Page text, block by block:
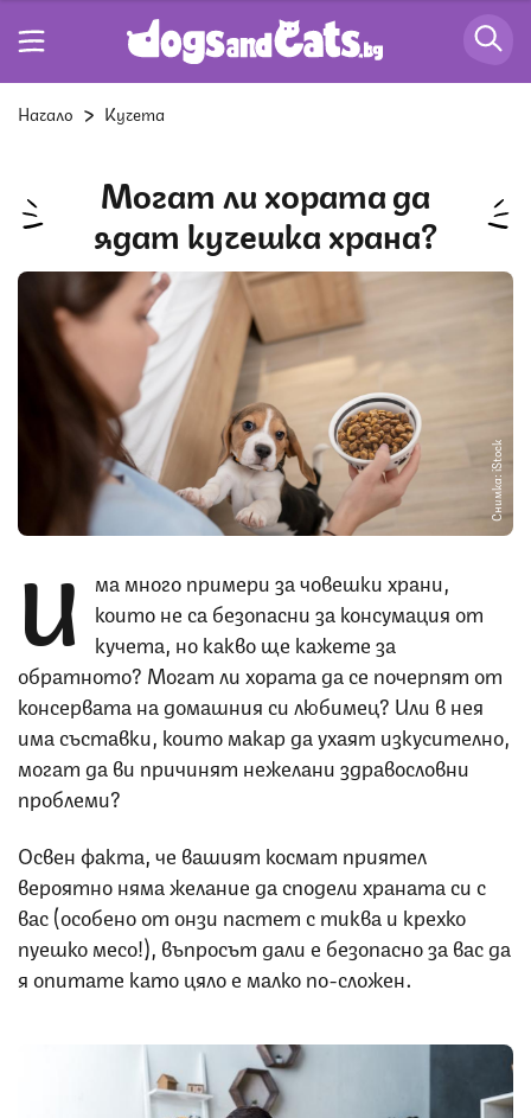
Начало Кучета
Могат ли хората да
ядат кучешка храна?
Снимка: iStock
И
ма много примери за човешки храни,
които не са безопасни за консумация от
кучета, но какво ще кажете за
обратното? Могат ли хората да се почерпят от
консервата на домашния си любимец? Или в нея
има съставки, които макар да ухаят изкусително,
могат да ви причинят нежелани здравословни
проблеми?
Освен факта, че вашият космат приятел
вероятно няма желание да сподели храната си с
вас (особено от онзи пастет с тиква и крехко
пуешко месо!), въпросът дали е безопасно за вас да
я опитате като цяло е малко по-сложен.